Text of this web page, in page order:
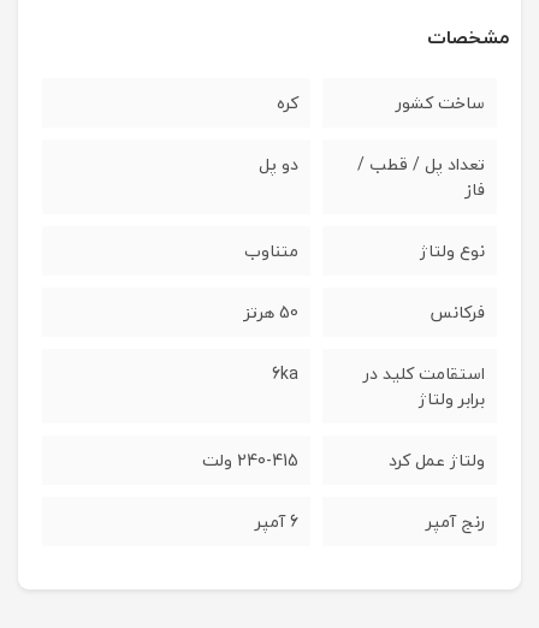
مشخصات
ساخت کشور کره
تعداد پل / قطب /
فاز
دو پل
نوع ولتاژ متناوب
فرکانس 50 هرتز
استقامت کلید در
برابر ولتاژ
6ka
ولتاژ عمل کرد 240-415 ولت
رنج آمپر 6 آمپر